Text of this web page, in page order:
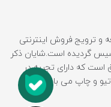
و ترویج فروش اینترنتی
های دکوراتیو در سال 1397 تاسیس گردیده است.شایان ذکر
است که دارای تجربه در
و چاپ می باشد.